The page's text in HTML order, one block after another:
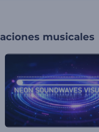
musicales